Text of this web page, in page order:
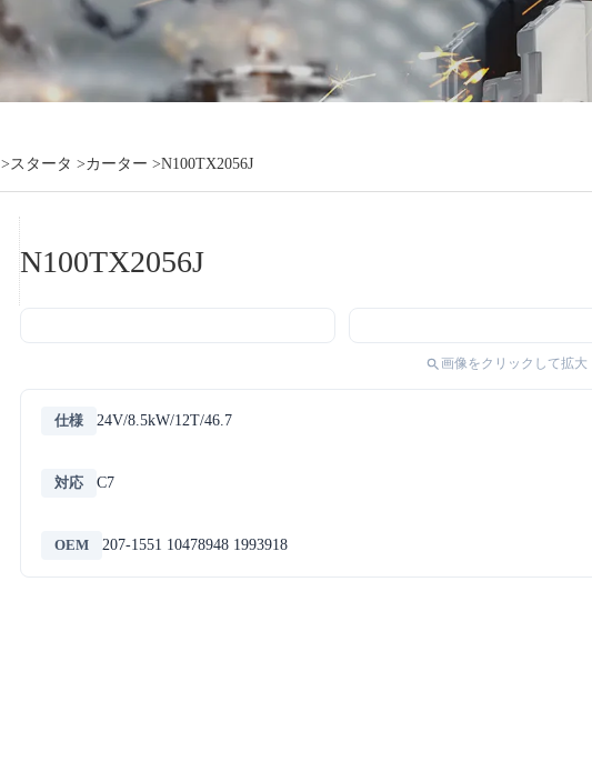
>スタータ >カーター >N100TX2056J
N100TX2056J
画像をクリックして拡大
仕様 24V/8.5kW/12T/46.7
対応 C7
OEM 207-1551 10478948 1993918